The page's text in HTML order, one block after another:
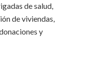
de salud,
de viviendas,
y